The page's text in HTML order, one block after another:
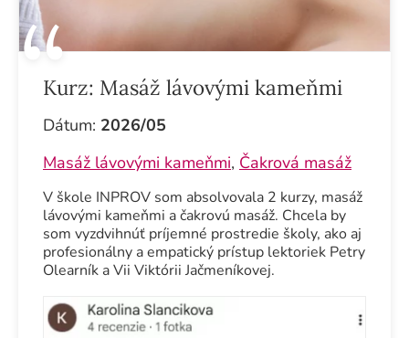
Kurz: Masáž lávovými kameňmi
Dátum: 2026/05
Masáž lávovými kameňmi, Čakrová masáž
V škole INPROV som absolvovala 2 kurzy, masáž
lávovými kameňmi a čakrovú masáž. Chcela by
som vyzdvihnúť príjemné prostredie školy, ako aj
profesionálny a empatický prístup lektoriek Petry
Olearník a Vii Viktórii Jačmeníkovej.